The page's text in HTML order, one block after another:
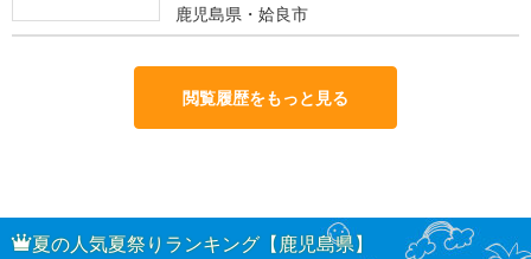
鹿児島県・姶良市
閲覧履歴をもっと見る
夏の人気夏祭りランキング【鹿児島県】